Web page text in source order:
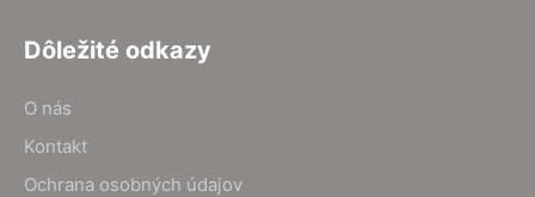
Dôležité odkazy
O nás
Kontakt
Ochrana osobných údajov